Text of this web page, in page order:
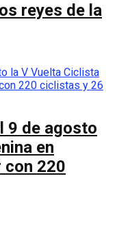
reyes de la
9 de agosto
en
con 220